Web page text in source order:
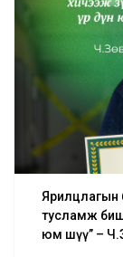
Ярилцлагын
тусламж
юм шүү” –